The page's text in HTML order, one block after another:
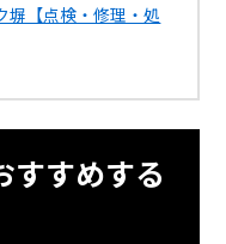
塀【点検・修理・処
すすめする